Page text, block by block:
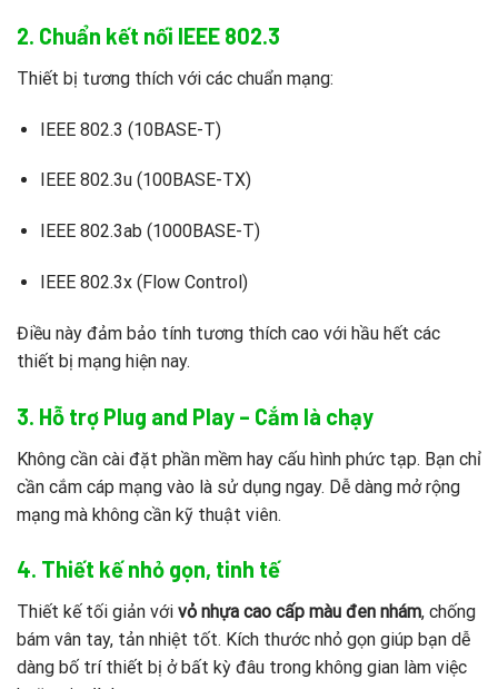
2. Chuẩn kết nối IEEE 802.3
Thiết bị tương thích với các chuẩn mạng:
IEEE 802.3 (10BASE-T)
IEEE 802.3u (100BASE-TX)
IEEE 802.3ab (1000BASE-T)
IEEE 802.3x (Flow Control)
Điều này đảm bảo tính tương thích cao với hầu hết các
thiết bị mạng hiện nay.
3. Hỗ trợ Plug and Play – Cắm là chạy
Không cần cài đặt phần mềm hay cấu hình phức tạp. Bạn chỉ
cần cắm cáp mạng vào là sử dụng ngay. Dễ dàng mở rộng
mạng mà không cần kỹ thuật viên.
4. Thiết kế nhỏ gọn, tinh tế
Thiết kế tối giản với vỏ nhựa cao cấp màu đen nhám, chống
bám vân tay, tản nhiệt tốt. Kích thước nhỏ gọn giúp bạn dễ
dàng bố trí thiết bị ở bất kỳ đâu trong không gian làm việc